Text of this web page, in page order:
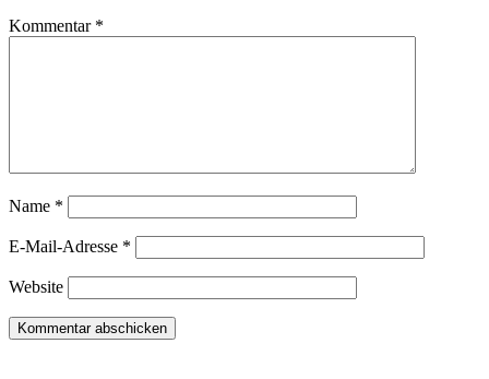
Kommentar *
Name *
E-Mail-Adresse *
Website